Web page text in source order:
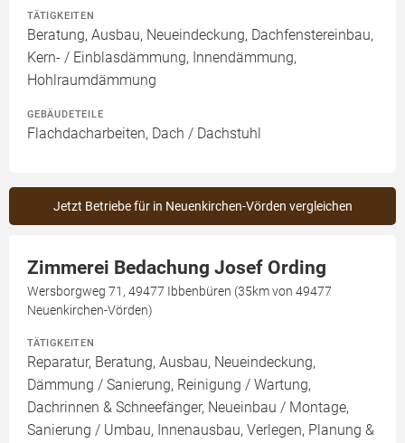
TÄTIGKEITEN
Beratung, Ausbau, Neueindeckung, Dachfenstereinbau,
Kern- / Einblasdämmung, Innendämmung,
Hohlraumdämmung
GEBÄUDETEILE
Flachdacharbeiten, Dach / Dachstuhl
Jetzt Betriebe für in Neuenkirchen-Vörden vergleichen
Zimmerei Bedachung Josef Ording
Wersborgweg 71, 49477 Ibbenbüren (35km von 49477
Neuenkirchen-Vörden)
TÄTIGKEITEN
Reparatur, Beratung, Ausbau, Neueindeckung,
Dämmung / Sanierung, Reinigung / Wartung,
Dachrinnen & Schneefänger, Neueinbau / Montage,
Sanierung / Umbau, Innenausbau, Verlegen, Planung &